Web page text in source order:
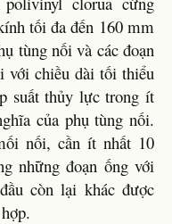
tối đa đến 160 mm
tùng nối và các đoạn
với chiều dài tối thiểu
suất thủy lực trong ít
của phụ tùng nối.
nối, cần ít nhất 10
những đoạn ống với
còn lại khác được